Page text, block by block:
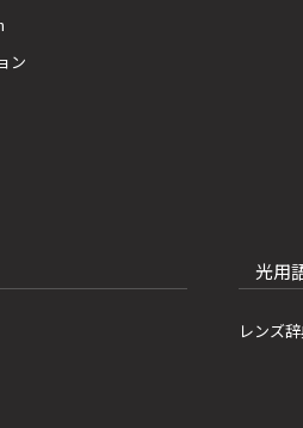
ン
光用
レンズ